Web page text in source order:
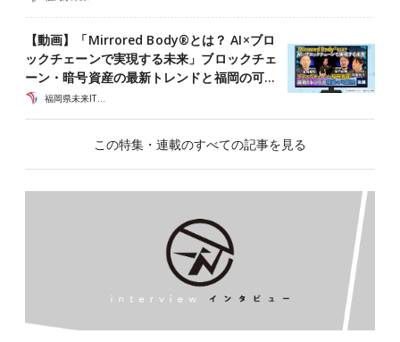
【動画】「Mirrored Body®とは？ AI×ブロ
ックチェーンで実現する未来」ブロックチェ
ーン・暗号資産の最新トレンドと福岡の可…
福岡県未来ITイニシアティブ
この特集・連載のすべての記事を見る